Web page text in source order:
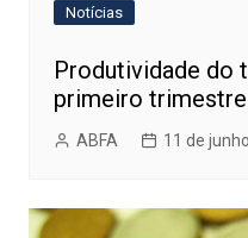
Notícias
Produtividade do
primeiro trimestre
ABFA 11 de